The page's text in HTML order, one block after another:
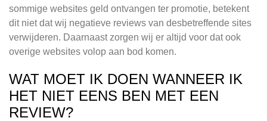
sommige websites geld ontvangen ter promotie, betekent
dit niet dat wij negatieve reviews van desbetreffende sites
verwijderen. Daarnaast zorgen wij er altijd voor dat ook
overige websites volop aan bod komen.
WAT MOET IK DOEN WANNEER IK
HET NIET EENS BEN MET EEN
REVIEW?